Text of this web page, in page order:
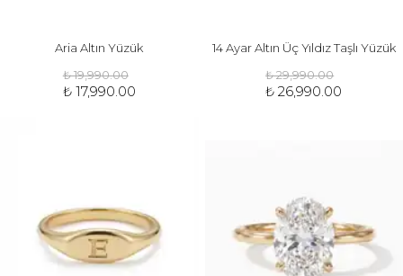
Aria Altın Yüzük
₺ 19,990.00
₺ 17,990.00
14 Ayar Altın Üç Yıldız Taşlı Yüzük
₺ 29,990.00
₺ 26,990.00